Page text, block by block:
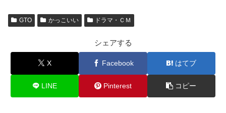
GTO かっこいい ドラマ・ＣＭ
シェアする
X Facebook はてブ
LINE Pinterest コピー